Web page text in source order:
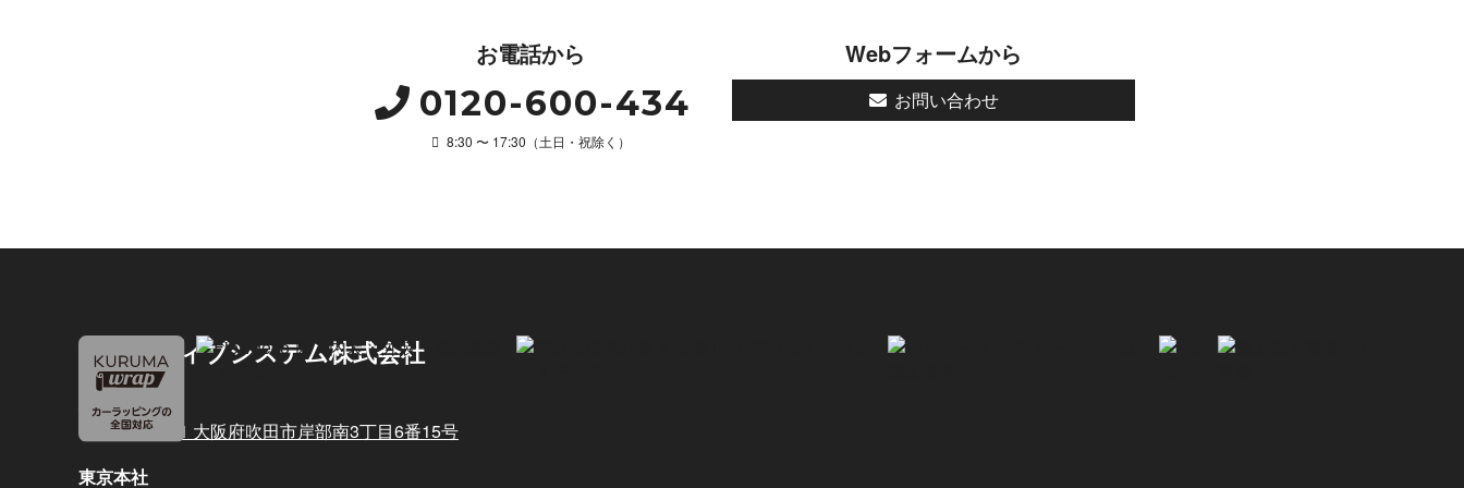
お電話から
0120-600-434
8:30 〜 17:30（土日・祝除く）
Webフォームから
お問い合わせ
デコラティブシステム株式会社
大阪本社
〒564-0011 大阪府吹田市岸部南3丁目6番15号
東京本社